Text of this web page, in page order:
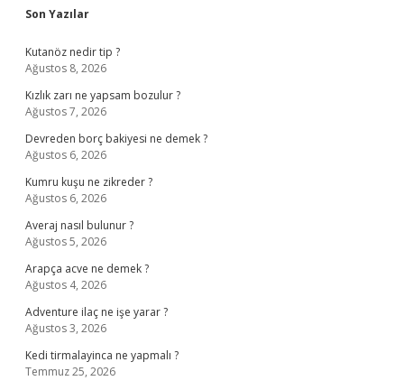
Sidebar
Son Yazılar
Kutanöz nedir tip ?
Ağustos 8, 2026
Kızlık zarı ne yapsam bozulur ?
Ağustos 7, 2026
Devreden borç bakiyesi ne demek ?
Ağustos 6, 2026
Kumru kuşu ne zikreder ?
Ağustos 6, 2026
Averaj nasıl bulunur ?
Ağustos 5, 2026
Arapça acve ne demek ?
Ağustos 4, 2026
Adventure ilaç ne işe yarar ?
Ağustos 3, 2026
Kedi tirmalayinca ne yapmalı ?
Temmuz 25, 2026